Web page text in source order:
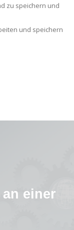
zu speichern und
und speichern
einer